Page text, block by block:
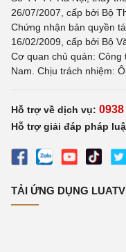
26/07/2007, cấp bởi Bộ
Chứng nhận bản quyền
16/02/2009, cấp bởi Bộ
Cơ quan chủ quản: Công
Nam. Chịu trách nhiệm:
Hỗ trợ về dịch vụ: 0938
Hỗ trợ giải đáp pháp
TẢI ỨNG DỤNG